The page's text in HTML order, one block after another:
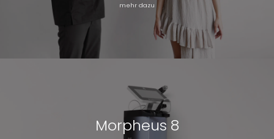
mehr dazu
Morpheus 8